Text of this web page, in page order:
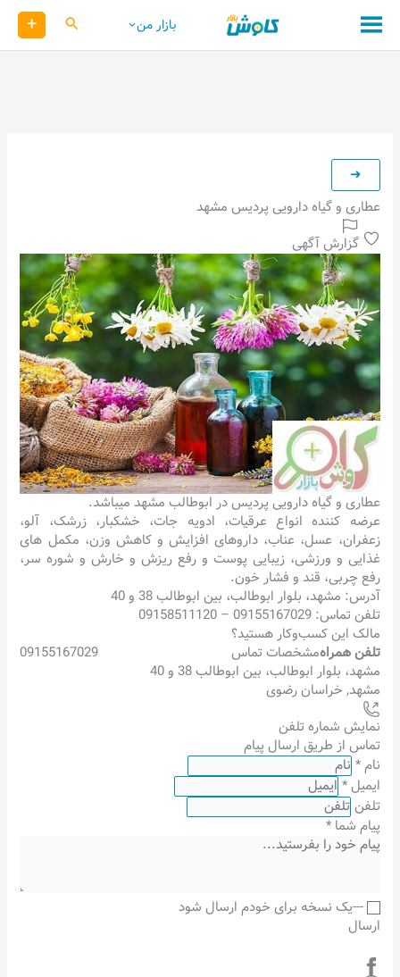
محتوا
بازار من کاوش +
عطاری و گیاه دارویی پردیس مشهد
گزارش آگهی
عطاری و گیاه دارویی پردیس در ابوطالب مشهد میباشد.
عرضه کننده انواع عرقیات، ادویه جات، خشکبار، زرشک، آلو،
زعفران، عسل، عناب، داروهای افزایش و کاهش وزن، مکمل های
غذایی و ورزشی، زیبایی پوست و رفع ریزش و خارش و شوره سر،
رفع چربی، قند و فشار خون.
آدرس: مشهد، بلوار ابوطالب، بین ابوطالب 38 و 40
تلفن تماس: 09155167029 – 09158511120
مالک این کسب‌وکار هستید؟
تلفن همراه
09155167029
مشخصات تماس
مشهد، بلوار ابوطالب، بین ابوطالب 38 و 40
مشهد, خراسان رضوی
نمایش شماره تلفن
تماس از طریق ارسال پیام
نام*
ایمیل*
تلفن
پیام شما*
---یک نسخه برای خودم ارسال شود
ارسال